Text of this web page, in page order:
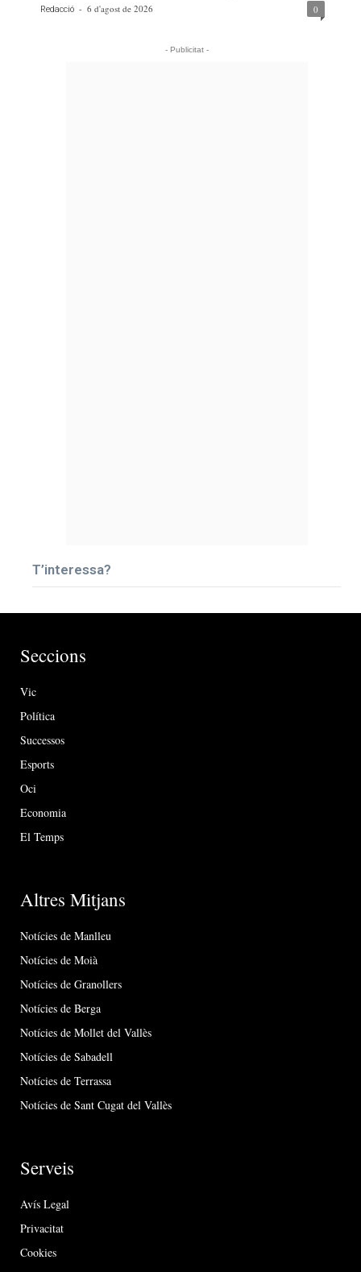
Redacció - 6 d'agost de 2026 0
- Publicitat -
T’interessa?
Seccions
Vic
Política
Successos
Esports
Oci
Economia
El Temps
Altres Mitjans
Notícies de Manlleu
Notícies de Moià
Notícies de Granollers
Notícies de Berga
Notícies de Mollet del Vallès
Notícies de Sabadell
Notícies de Terrassa
Notícies de Sant Cugat del Vallès
Serveis
Avís Legal
Privacitat
Cookies